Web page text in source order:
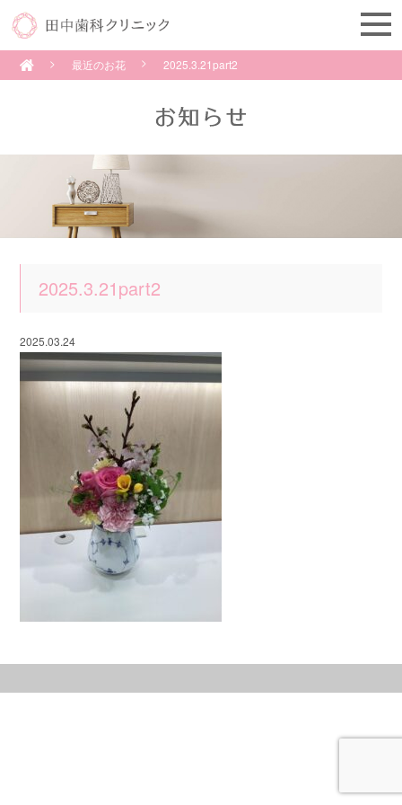
最近のお花 2025.3.21part2
2025.3.21part2
2025.03.24